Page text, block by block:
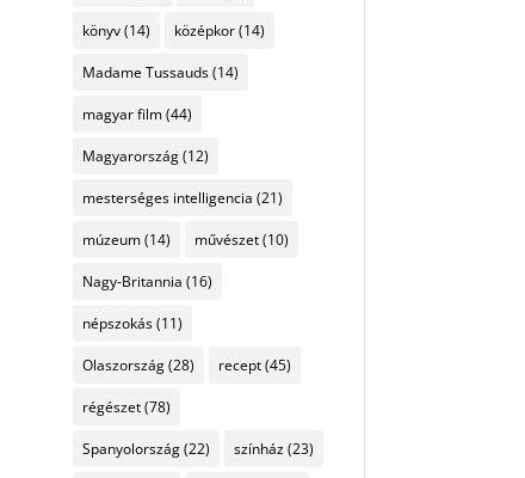
könyv(14) középkor(14)
Madame Tussauds(14)
magyar film(44)
Magyarország(12)
mesterséges intelligencia (21)
múzeum(14) művészet(10)
Nagy-Britannia (16)
népszokás(11)
Olaszország(28) recept(45)
régészet(78)
Spanyolország(22) színház(23)